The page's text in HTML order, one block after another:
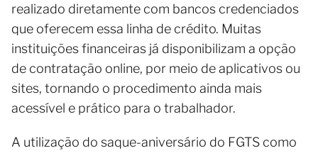
realizado diretamente com bancos credenciados
que oferecem essa linha de crédito. Muitas
instituições financeiras já disponibilizam a opção
de contratação online, por meio de aplicativos ou
sites, tornando o procedimento ainda mais
acessível e prático para o trabalhador.
A utilização do saque-aniversário do FGTS como